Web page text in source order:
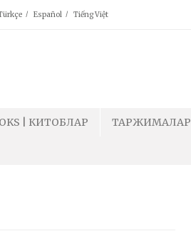
Español Tiếng Việt
| КИТОБЛАР ТАРЖИМАЛАР